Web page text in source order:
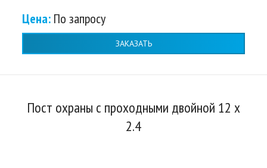
Цена: По запросу
ЗАКАЗАТЬ
Пост охраны с проходными двойной 12 х
2.4